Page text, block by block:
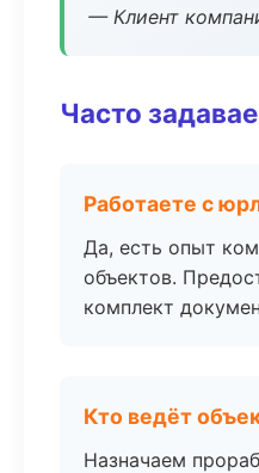
— Клиент
Часто
Работаете с
Да, есть опыт
объектов.
комплект
Кто ведёт
Назначаем